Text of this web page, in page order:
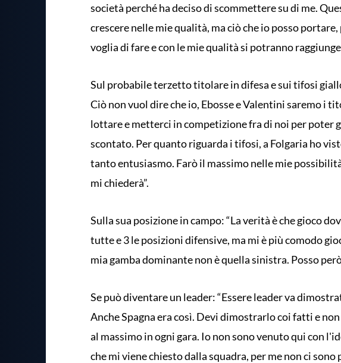
società perché ha deciso di scommettere su di me.
crescere nelle mie qualità, ma ciò che io posso
voglia di fare e con le mie qualità si potranno
Sul probabile terzetto titolare in difesa e sui tifosi
Ciò non vuol dire che io, Ebosse e Valentini saremo i
lottare e metterci in competizione fra di noi per poter
scontato. Per quanto riguarda i tifosi, a Folgaria ho
tanto entusiasmo. Farò il massimo nelle mie
mi chiederà”.
Sulla sua posizione in campo: “La verità è che gioco
tutte e 3 le posizioni difensive, ma mi è più comodo
mia gamba dominante non è quella sinistra. Posso
Se può diventare un leader: “Essere leader va
Anche Spagna era così. Devi dimostrarlo coi fatti e
al massimo in ogni gara. Io non sono venuto qui con
che mi viene chiesto dalla squadra, per me non ci sono